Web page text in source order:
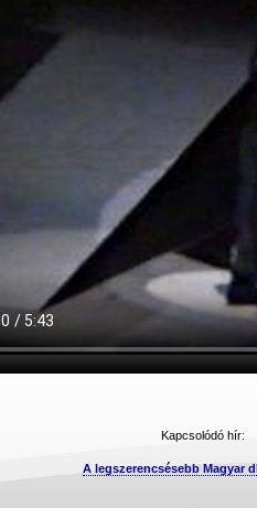
Kapcsolódó hír:
A legszerencsésebb Magyar